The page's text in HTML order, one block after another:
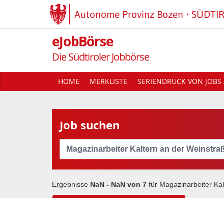
Autonome Provinz Bozen
eJobBörse
Die Südtiroler Jobbörse
HOME MERKLISTE SERIENDRUCK VON JOBS
Job suchen
Ergebnisse NaN - NaN von 7 für Magazinarbeiter